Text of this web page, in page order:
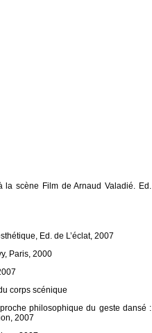
la scène Film de Arnaud Valadié. Ed.
Ed. de L’éclat, 2007
Paris, 2000
corps scénique
philosophique du geste dansé :
2007